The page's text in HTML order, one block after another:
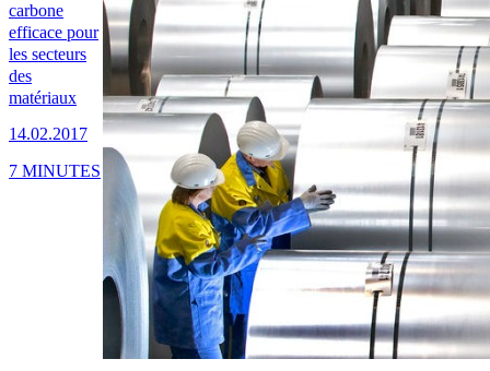
carbone
efficace pour
les secteurs
des
matériaux
14.02.2017
7 MINUTES